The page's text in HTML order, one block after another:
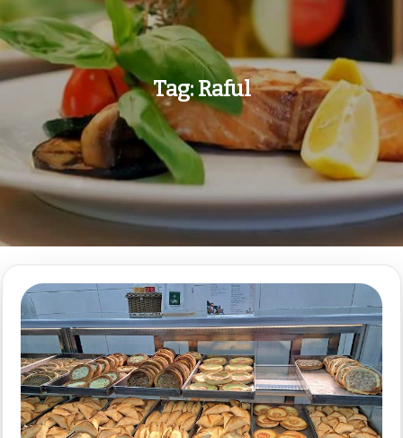
Tag: Raful